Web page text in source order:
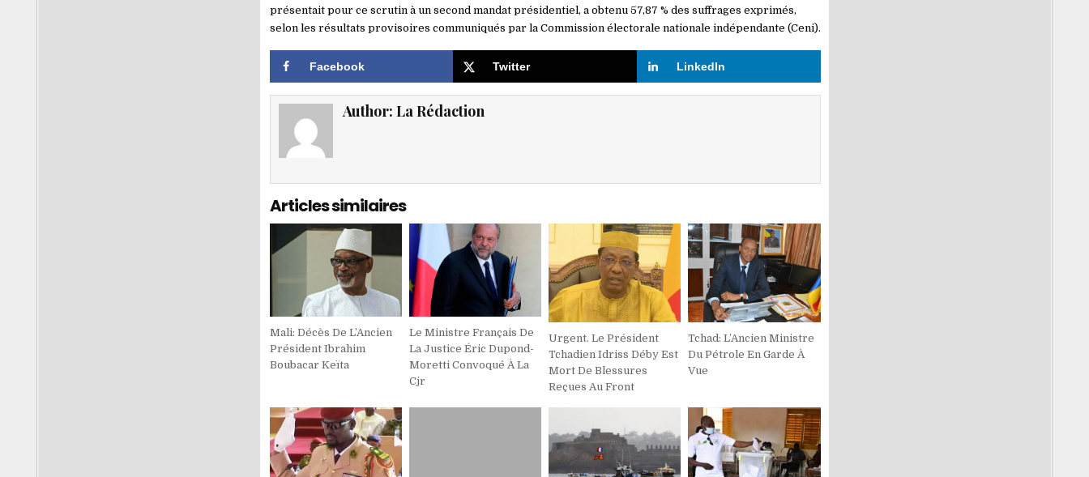
présentait pour ce scrutin à un second mandat présidentiel, a obtenu 57,87 % des suffrages exprimés,
selon les résultats provisoires communiqués par la Commission électorale nationale indépendante (Ceni).
Facebook Twitter LinkedIn
Author: La Rédaction
Articles similaires
Mali: Décès De L’Ancien
Président Ibrahim
Boubacar Keïta
Le Ministre Français De
La Justice Éric Dupond-
Moretti Convoqué À La
Cjr
Urgent. Le Président
Tchadien Idriss Déby Est
Mort De Blessures
Reçues Au Front
Tchad: L’Ancien Ministre
Du Pétrole En Garde À
Vue